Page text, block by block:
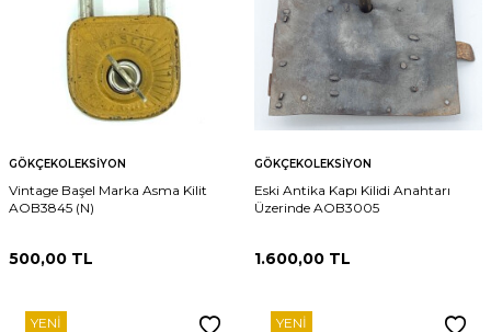
GÖKÇEKOLEKSIYON
Vintage Başel Marka Asma Kilit
AOB3845 (N)
500,00 TL
GÖKÇEKOLEKSIYON
Eski Antika Kapı Kilidi Anahtarı
Üzerinde AOB3005
1.600,00 TL
YENI YENI